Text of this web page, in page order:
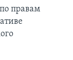
правам